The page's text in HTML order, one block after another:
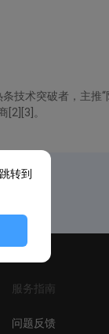
技术突破者，主
[2][3]。
服务指南
问题反馈
转到